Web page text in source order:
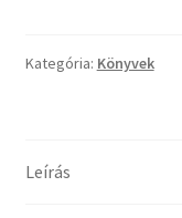
Képkeretezés
mennyiség
Kategória: Könyvek
Leírás